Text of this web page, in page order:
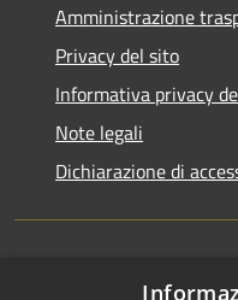
Amministrazione
Privacy del sito
Informativa privacy
Note legali
Dichiarazione di
Newsletter